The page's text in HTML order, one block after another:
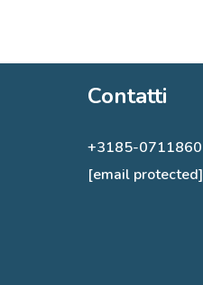
Contatti
+3185-0711860
[email protected]